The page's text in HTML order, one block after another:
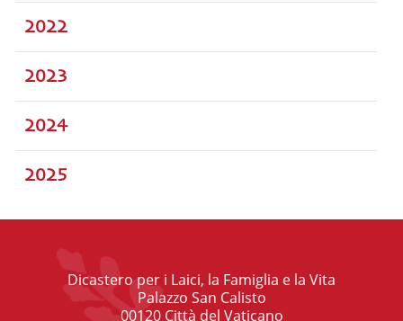
2022
2023
2024
2025
Dicastero per i Laici, la Famiglia e la Vita
Palazzo San Calisto
00120 Città del Vaticano